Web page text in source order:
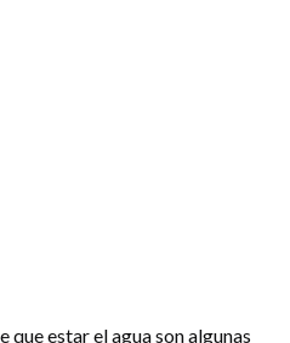
estar el agua son algunas